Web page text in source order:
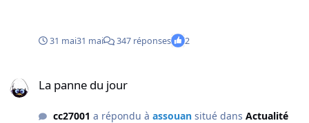
31 mai31 mai 347 réponses 2
La panne du jour
cc27001 a répondu à assouansitué dans Actualité